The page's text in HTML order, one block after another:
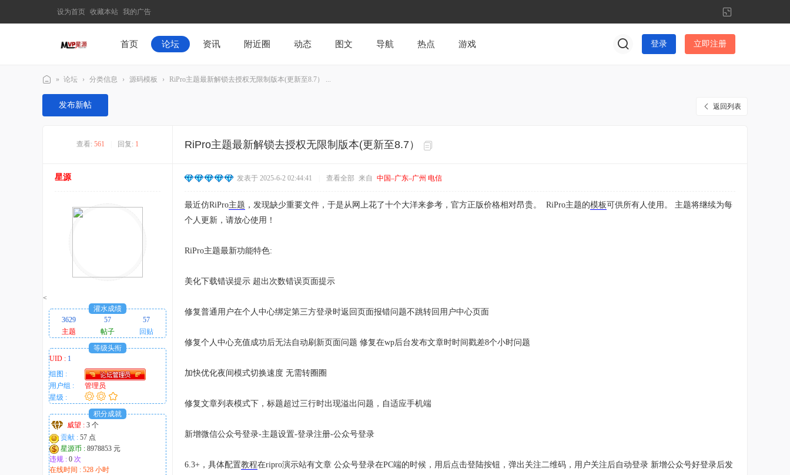
设为首页 收藏本站 我的广告
切
换
到
窄
首页 论坛 资讯 附近圈 动态 图文 导航 热点 游戏 登录 立即注册
M
！
» 论坛 › 分类信息 › 源码模板 › RiPro主题最新解锁去授权无限制版本(更新至8.7） ...
返回列表
发布新帖
查看: 561 回复: 1 RiPro主题最新解锁去授权无限制版本(更新至8.7）
星源
<
灌水成绩
3629
57
57
主题
帖子
回贴
等级头衔
UID : 1
组图 :
用户组 :
管理员
星级 :
积分成就
威望 : 3 个
贡献 : 57 点
星源币 : 8978853 元
违规 : 0 次
在线时间 : 528 小时
发表于 2025-6-2 02:44:41 查看全部 来自 中国–广东–广州 电信
最近仿RiPro主题 ，发现缺少重要文件，于是从网上花了十个大洋来参考，官方正版价格相对昂贵。 RiPro主题的模板可供所有人使用。 主题将继续为每
个人更新，请放心使用！
RiPro主题最新功能特色:
美化下载错误提示 超出次数错误页面提示
修复普通用户在个人中心绑定第三方登录时返回页面报错问题不跳转回用户中心页面
修复个人中心充值成功后无法自动刷新页面问题 修复在wp后台发布文章时时间戳差8个小时问题
加快优化夜间模式切换速度 无需转圈圈
修复文章列表模式下，标题超过三行时出现溢出问题，自适应手机端
新增微信公众号登录-主题设置-登录注册-公众号登录
6.3+，具体配置教程在ripro演示站有文章 公众号登录在PC端的时候，用后点击登陆按钮，弹出关注二维码，用户关注后自动登录 新增公众号好登录后发